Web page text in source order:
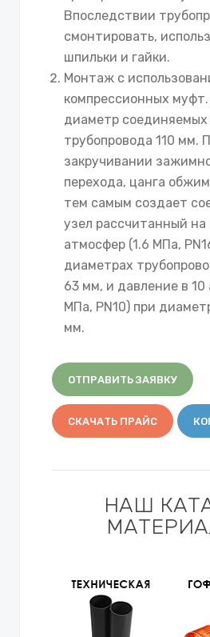
Впоследствии
смонтировать,
шпильки и гайки.
Монтаж с
компрессионных
диаметр соединяемых
трубопровода 110 мм.
закручивании
перехода, цанга
тем самым создает
узел рассчитанный на
атмосфер (1.6 МПа,
диаметрах
63 мм, и давление в 10
МПа, PN10) при
мм.
ОТПРАВИТЬ ЗАЯВКУ
СКАЧАТЬ ПРАЙС
НАШ